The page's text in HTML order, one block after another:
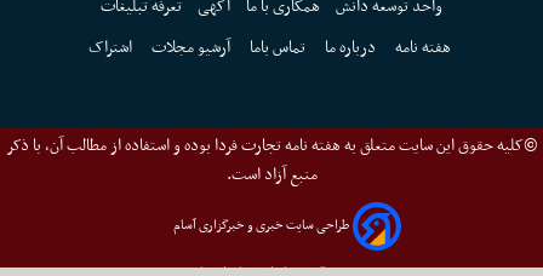
واحد توسعه دانش همکاری با ما آگهی تعرفه تبلیغات
هفته نامه
درباره ما تماس باما آرشیو مجلات اشتراک
©کلیه حقوق این سایت متعلق به هفته نامه تجارت فردا بوده و استفاده از مطالب آن، با ذکر
منبع آزاد است.
طراحی سایت خبری و خبرگزاری آسام